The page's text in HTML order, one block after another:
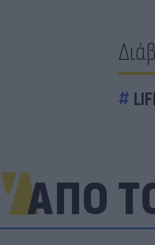
ΑΠΟ